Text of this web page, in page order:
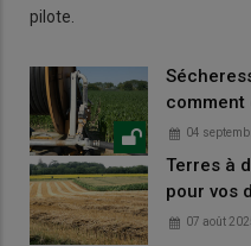
pilote.
04
Terres à
pour vos
07 août